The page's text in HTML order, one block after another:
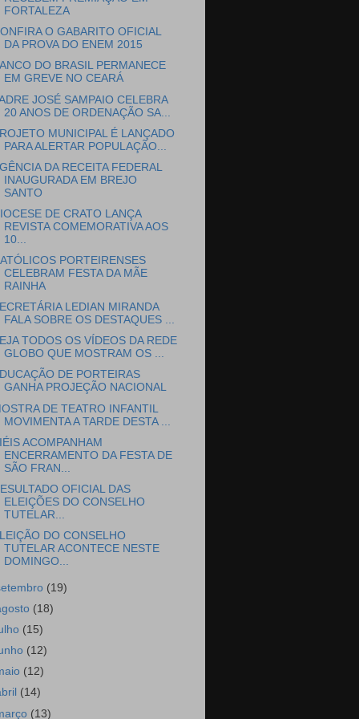
FORTALEZA
O GABARITO OFICIAL
DA PROVA DO ENEM 2015
DO BRASIL PERMANECE
EM GREVE NO CEARÁ
JOSÉ SAMPAIO CELEBRA
20 ANOS DE ORDENAÇÃO SA...
MUNICIPAL É LANÇADO
PARA ALERTAR POPULAÇÃO...
DA RECEITA FEDERAL
INAUGURADA EM BREJO
SANTO
DE CRATO LANÇA
REVISTA COMEMORATIVA AOS
10...
PORTEIRENSES
CELEBRAM FESTA DA MÃE
RAINHA
LEDIAN MIRANDA
FALA SOBRE OS DESTAQUES ...
TODOS OS VÍDEOS DA REDE
GLOBO QUE MOSTRAM OS ...
DE PORTEIRAS
GANHA PROJEÇÃO NACIONAL
DE TEATRO INFANTIL
MOVIMENTA A TARDE DESTA ...
ACOMPANHAM
ENCERRAMENTO DA FESTA DE
SÃO FRAN...
OFICIAL DAS
ELEIÇÕES DO CONSELHO
TUTELAR...
DO CONSELHO
TUTELAR ACONTECE NESTE
DOMINGO...
(19)
(18)
(15)
(12)
(12)
(14)
(13)